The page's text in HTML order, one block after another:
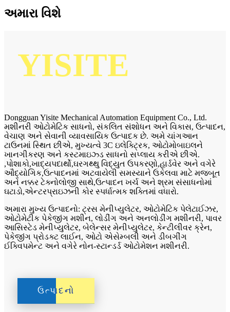
અમારા વિશે
YISITE
Dongguan Yisite Mechanical Automation Equipment Co., Ltd.
મશીનરી ઓટોમેટિક સાધનો, સંકલિત સંશોધન અને વિકાસ, ઉત્પાદન,
વેચાણ અને સેવાની વ્યાવસાયિક ઉત્પાદક છે. અમે ચાંગઆન
ટાઉનમાં સ્થિત છીએ, મુખ્યત્વે 3C ઇલેક્ટ્રિક, ઓટોમોબાઇલને
ખાનગીકરણ અને કસ્ટમાઇઝ્ડ સાધનો સપ્લાય કરીએ છીએ.
,પોશાકો,ખાદ્યપદાર્થો,ઘરગથ્થુ વિદ્યુત ઉપકરણો,હાર્ડવેર અને વગેરે
ઔદ્યોગિક,ઉત્પાદનમાં અટવાયેલી સમસ્યાને ઉકેલવા માટે મજબૂત
અને નક્કર ટેક્નોલોજી સાથે,ઉત્પાદન ખર્ચ અને શ્રમ સંસાધનોમાં
ઘટાડો,એન્ટરપ્રાઇઝની કોર સ્પર્ધાત્મક શક્તિમાં વધારો.
અમારા મુખ્ય ઉત્પાદનો: ટ્રસ મેનીપ્યુલેટર, ઓટોમેટિક પેલેટાઈઝર,
ઓટોમેટીક પેકેજીંગ મશીન, લોડીંગ અને અનલોડીંગ મશીનરી, પાવર
આસિસ્ટેડ મેનીપ્યુલેટર, બેલેન્સર મેનીપ્યુલેટર, કેન્ટીલીવર ક્રેન,
પેકેજીંગ પ્રોડક્ટ લાઈન, ઓટો એસેમ્બલી અને ડીબગીંગ
ઈક્વિપમેન્ટ અને વગેરે નોન-સ્ટાન્ડર્ડ ઓટોમેશન મશીનરી.
ઉત્પાદનો
ઉત્પાદનો